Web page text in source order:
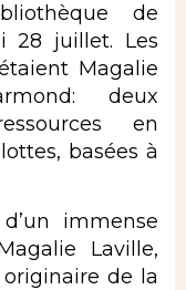
de
28 juillet. Les
Magalie
deux
en
basées à
immense
Laville,
de la